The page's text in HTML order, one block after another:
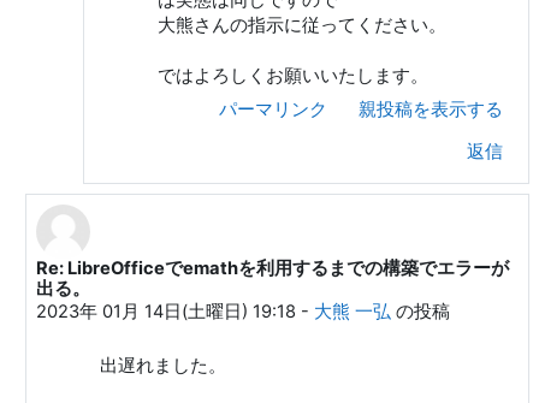
大熊さんの指示に従ってください。
ではよろしくお願いいたします。
パーマリンク
親投稿を表示する
返信
isahaya sigure への返信
Re: LibreOfficeでemathを利用するまでの構築でエラーが
出る。
2023年 01月 14日(土曜日) 19:18 - 大熊 一弘 の投稿
出遅れました。